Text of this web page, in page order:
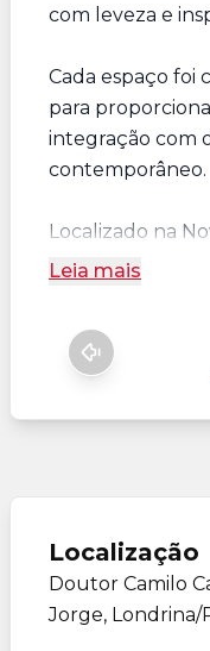
com leveza e
Cada espaço foi
para
integração com
contemporâneo.
Localizado na
Leia mais
Localização
Doutor Camilo
Jorge, Londrina/